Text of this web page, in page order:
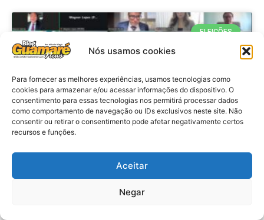
Nós usamos cookies
Para fornecer as melhores experiências, usamos tecnologias como
cookies para armazenar e/ou acessar informações do dispositivo. O
consentimento para essas tecnologias nos permitirá processar dados
como comportamento de navegação ou IDs exclusivos neste site. Não
consentir ou retirar o consentimento pode afetar negativamente certos
recursos e funções.
Aceitar
Negar
ELEIÇÕES
Eleições 2026: procuradores e
promotores eleitorais realizam
reunião de alinhamento no RN